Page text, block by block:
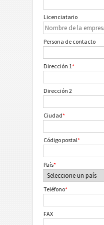
Licenciatario
Persona de contacto
Dirección 1*
Dirección 2
Ciudad*
Código postal*
País*
Teléfono*
FAX